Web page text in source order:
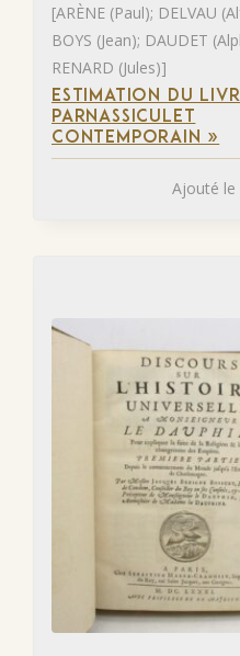
[ARÈNE (Paul); DELVAU
BOYS (Jean); DAUDET
RENARD (Jules)]
ESTIMATION DU
PARNASSICULET
CONTEMPORAIN »
Ajouté le